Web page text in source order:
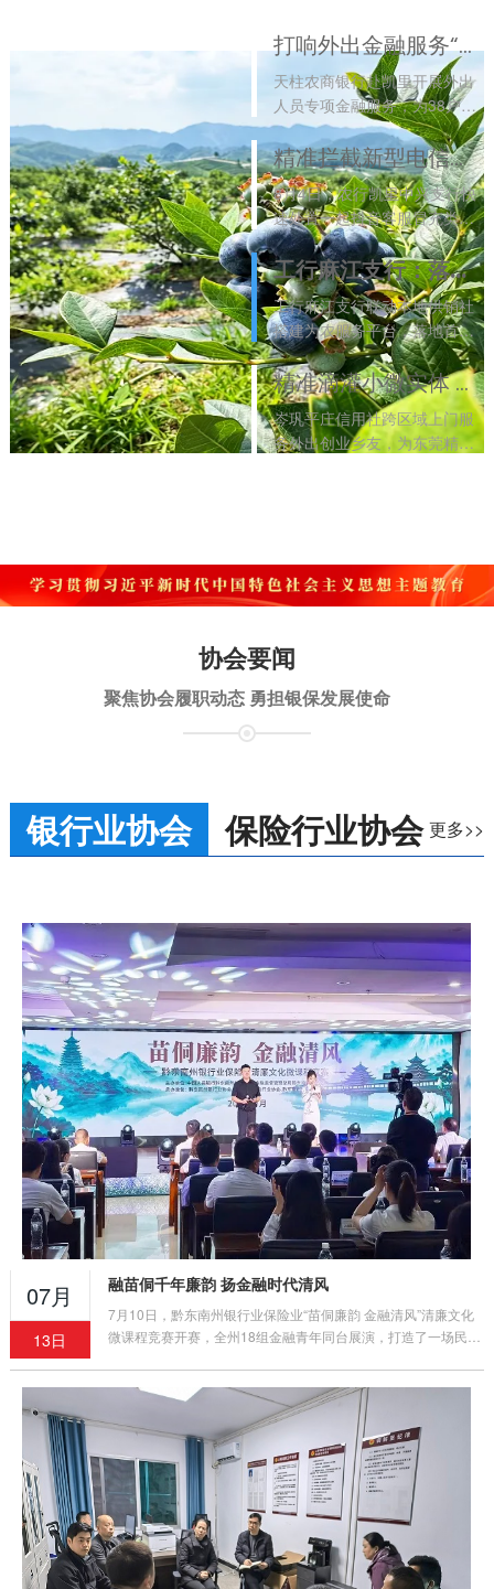
打响外出金融服务“第一枪”，信贷活水润泽异乡创业郎
天柱农商银行赴凯里开展外出
人员专项金融服务，为38户乡
友商户授信540万元，免去返
乡奔波、破解融资难题。该行
将持续上门服务，打破地域壁
垒，以金融活水助力在外乡
友...[2026-08-07]
精准拦截新型电信诈骗 全力守护群众“钱袋子”
8月4日，农行凯里中兴支行快
速处置一起抖音客服冒充类远
程操控电信诈骗，通过断网、
冻结账户等举措紧急止损，为
老年客户保全12万余元养老
钱，并联动警方取证、开展反
诈...[2026-08-07]
工行麻江支行：落地首笔“银社”联动贷款 跑出助农纾困“加速度”
工行麻江支行联动本地供销社
搭建为农服务平台，落地首笔
银社联动助农贷款，为受灾蓝
莓种植大户快速投放资金、纾
解经营难题。该行持续加大特
色涉农产业信贷投放，赋能乡
村振...[2026-08-06]
精准滴灌小微实体 金融赋能精工智造
岑巩平庄信用社跨区域上门服
务外出创业乡友，为东莞精密
展。[2026-08-06]
协会要闻
聚焦协会履职动态 勇担银保发展使命
银行业协会 更多>>
保险行业协会
07月
13日
融苗侗千年廉韵 扬金融时代清风
7月10日，黔东南州银行业保险业“苗侗廉韵 金融清风”清廉文化
微课程竞赛开赛，全州18组金融青年同台展演，打造了一场民族